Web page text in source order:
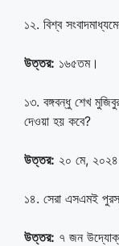
১২. বিশ্ব
উত্তর: ১৬৫তম।
১৩. বঙ্গবন্ধু শেখ
দেওয়া হয় কবে?
উত্তর: ২০ মে,
১৪. সেরা এসএমই
উত্তর: ৭ জন